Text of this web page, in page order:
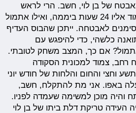
של בן לוי, חשב. הרי לראש
המוסד יש מאבטח שצמוד אליו 24 שעות ביממה, ואילו אתמול
לאבטחה. ייתכן שהבוס העדיף
כלשהי, כדי להיפגש עם
אם כך, המצב משחק לטובתי.
רחב, צמוד למכונית הסקודה
וחצי והחום והלחות של חודש יוני
עלה באפו. אני מת להתקלח, חשב,
והיה מוכן למשימה שעמדה לפניו.
העידה טריקת דלת ביתו של בן לוי